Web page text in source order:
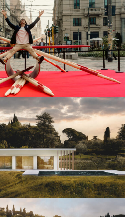
Week 2026
View Project
View Project